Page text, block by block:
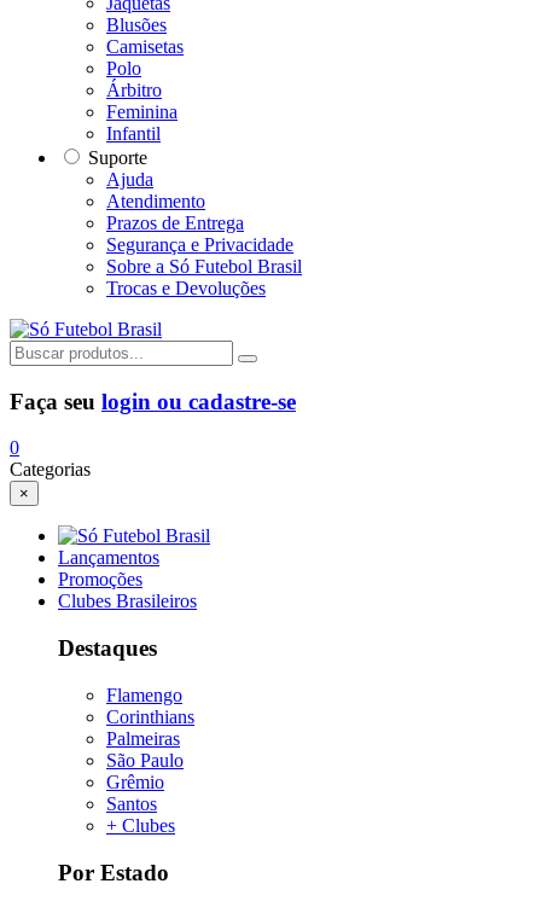
Blusões
Camisetas
Polo
Árbitro
Feminina
Infantil
Suporte
Ajuda
Atendimento
Prazos de Entrega
Segurança e Privacidade
Sobre a Só Futebol Brasil
Trocas e Devoluções
Faça seu login ou cadastre-se
0
Categorias
×
Lançamentos
Promoções
Clubes Brasileiros
Destaques
Flamengo
Corinthians
Palmeiras
São Paulo
Grêmio
Santos
+ Clubes
Por Estado